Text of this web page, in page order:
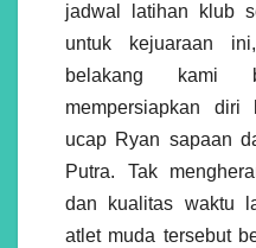
jadwal latihan klub
untuk kejuaraan
belakang kami
mempersiapkan
ucap Ryan sapaan
Putra. Tak
dan kualitas waktu
atlet muda tersebut